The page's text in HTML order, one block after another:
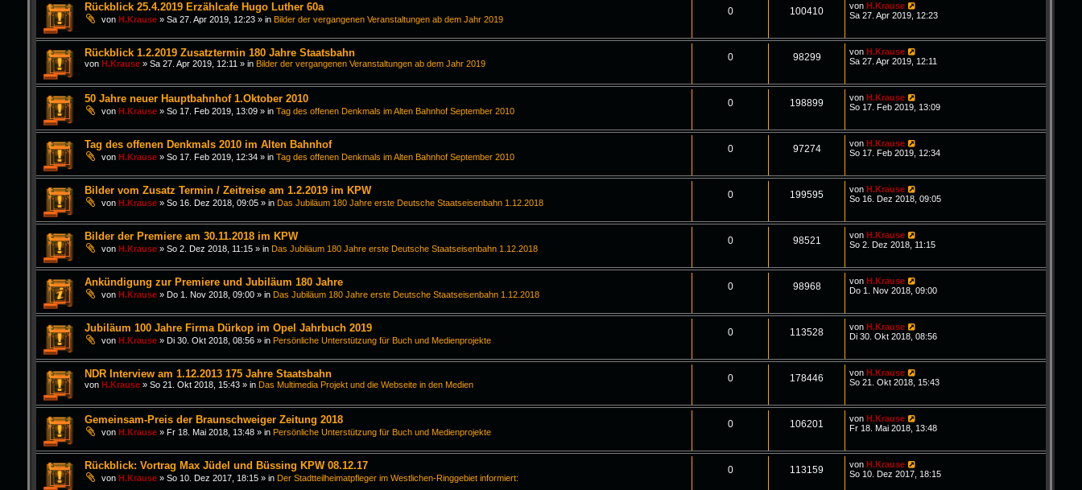
Rückblick 25.4.2019 Erzählcafe Hugo Luther 60a
von H.Krause» Sa 27. Apr 2019, 12:23» in Bilder der vergangenen Veranstaltungen ab dem Jahr 2019
0 100410 vonH.Krause
Sa 27. Apr 2019, 12:23
Rückblick 1.2.2019 Zusatztermin 180 Jahre Staatsbahn
von H.Krause» Sa 27. Apr 2019, 12:11 » in Bilder der vergangenen Veranstaltungen ab dem Jahr 2019
0 98299 vonH.Krause
Sa 27. Apr 2019, 12:11
50 Jahre neuer Hauptbahnhof 1.Oktober 2010
von H.Krause» So 17. Feb 2019, 13:09» in Tag des offenen Denkmals im Alten Bahnhof September 2010
0 198899 vonH.Krause
So 17. Feb 2019, 13:09
Tag des offenen Denkmals 2010 im Alten Bahnhof
von H.Krause» So 17. Feb 2019, 12:34» in Tag des offenen Denkmals im Alten Bahnhof September 2010
0 97274 vonH.Krause
So 17. Feb 2019, 12:34
Bilder vom Zusatz Termin / Zeitreise am 1.2.2019 im KPW
von H.Krause» So 16. Dez 2018, 09:05» in Das Jubiläum 180 Jahre erste Deutsche Staatseisenbahn 1.12.2018
0 199595 vonH.Krause
So 16. Dez 2018, 09:05
Bilder der Premiere am 30.11.2018 im KPW
von H.Krause» So 2. Dez 2018, 11:15» in Das Jubiläum 180 Jahre erste Deutsche Staatseisenbahn 1.12.2018
0 98521 vonH.Krause
So 2. Dez 2018, 11:15
Ankündigung zur Premiere und Jubiläum 180 Jahre
von H.Krause» Do 1. Nov 2018, 09:00» in Das Jubiläum 180 Jahre erste Deutsche Staatseisenbahn 1.12.2018
0 98968 vonH.Krause
Do 1. Nov 2018, 09:00
Jubiläum 100 Jahre Firma Dürkop im Opel Jahrbuch 2019
von H.Krause» Di 30. Okt 2018, 08:56» in Persönliche Unterstützung für Buch und Medienprojekte
0 113528 vonH.Krause
Di 30. Okt 2018, 08:56
NDR Interview am 1.12.2013 175 Jahre Staatsbahn
von H.Krause» So 21. Okt 2018, 15:43» in Das Multimedia Projekt und die Webseite in den Medien
0 178446 vonH.Krause
So 21. Okt 2018, 15:43
Gemeinsam-Preis der Braunschweiger Zeitung 2018
von H.Krause» Fr 18. Mai 2018, 13:48» in Persönliche Unterstützung für Buch und Medienprojekte
0 106201 vonH.Krause
Fr 18. Mai 2018, 13:48
Rückblick: Vortrag Max Jüdel und Büssing KPW 08.12.17
von H.Krause» So 10. Dez 2017, 18:15» in Der Stadtteilheimatpfleger im Westlichen-Ringgebiet informiert:
0 113159 vonH.Krause
So 10. Dez 2017, 18:15